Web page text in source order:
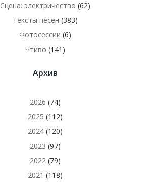
Сцена: электричество (62)
Тексты песен (383)
Фотосессии (6)
Чтиво (141)
Архив
2026 (74)
2025 (112)
2024(120)
2023 (97)
2022(79)
2021 (118)